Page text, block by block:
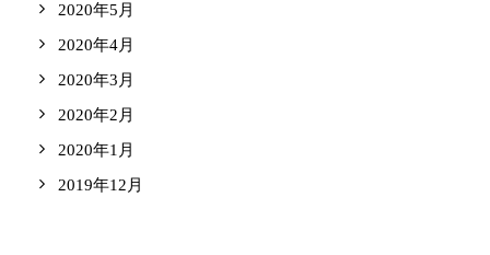
2020年5月
2020年4月
2020年3月
2020年2月
2020年1月
2019年12月